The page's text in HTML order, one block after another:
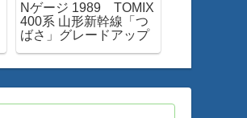
Nゲージ 1989 TOMIX
400系 山形新幹線「つ
ばさ」グレードアップ